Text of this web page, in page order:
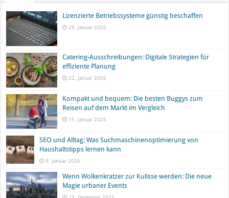
Lizenzierte Betriebssysteme günstig beschaffen
29. Januar 2026
Catering-Ausschreibungen: Digitale Strategien für
effiziente Planung
22. Januar 2026
Kompakt und bequem: Die besten Buggys zum
Reisen auf dem Markt im Vergleich
15. Januar 2026
SEO und Alltag: Was Suchmaschinenoptimierung von
Haushaltstipps lernen kann
9. Januar 2026
Wenn Wolkenkratzer zur Kulisse werden: Die neue
Magie urbaner Events